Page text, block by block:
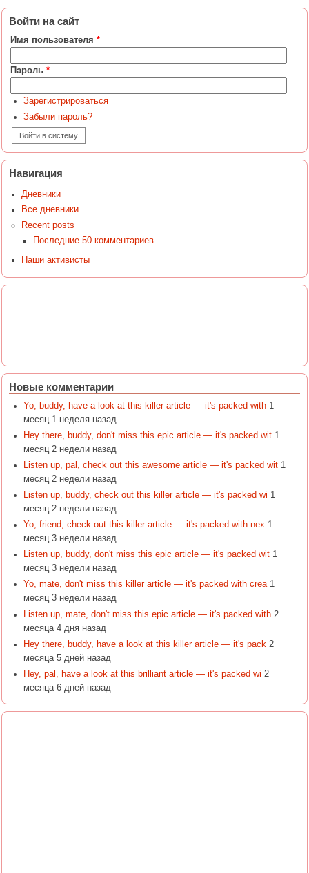
Войти на сайт
Имя пользователя *
Пароль *
Зарегистрироваться
Забыли пароль?
Навигация
Дневники
Все дневники
Recent posts
Последние 50 комментариев
Наши активисты
Новые комментарии
Yo, buddy, have a look at this killer article — it's packed with 1
месяц 1 неделя назад
Hey there, buddy, don't miss this epic article — it's packed wit 1
месяц 2 недели назад
Listen up, pal, check out this awesome article — it's packed wit 1
месяц 2 недели назад
Listen up, buddy, check out this killer article — it's packed wi 1
месяц 2 недели назад
Yo, friend, check out this killer article — it's packed with nex 1
месяц 3 недели назад
Listen up, buddy, don't miss this epic article — it's packed wit 1
месяц 3 недели назад
Yo, mate, don't miss this killer article — it's packed with crea 1
месяц 3 недели назад
Listen up, mate, don't miss this epic article — it's packed with 2
месяца 4 дня назад
Hey there, buddy, have a look at this killer article — it's pack 2
месяца 5 дней назад
Hey, pal, have a look at this brilliant article — it's packed wi 2
месяца 6 дней назад